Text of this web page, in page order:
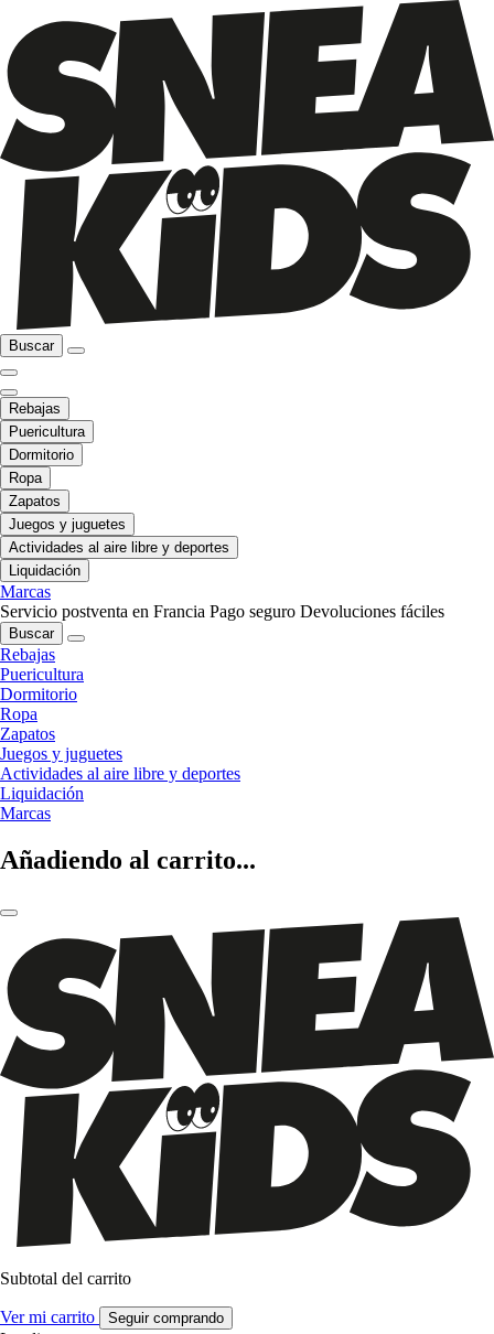
Buscar
Rebajas
Puericultura
Dormitorio
Ropa
Zapatos
Juegos y juguetes
Actividades al aire libre y deportes
Liquidación
Marcas
Servicio postventa en Francia Pago seguro Devoluciones fáciles
Buscar
Rebajas
Puericultura
Dormitorio
Ropa
Zapatos
Juegos y juguetes
Actividades al aire libre y deportes
Liquidación
Marcas
Añadiendo al carrito...
Subtotal del carrito
Ver mi carrito Seguir comprando